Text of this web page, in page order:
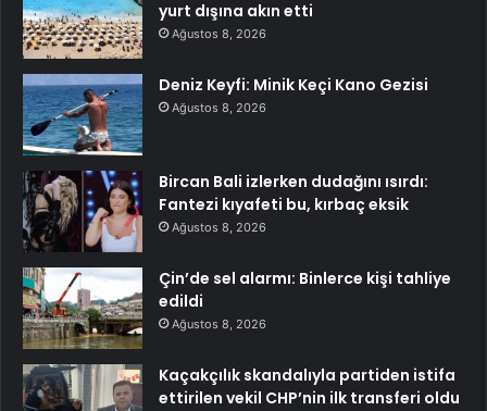
yurt dışına akın etti
Ağustos 8, 2026
Deniz Keyfi: Minik Keçi Kano Gezisi
Ağustos 8, 2026
Bircan Bali izlerken dudağını ısırdı:
Fantezi kıyafeti bu, kırbaç eksik
Ağustos 8, 2026
Çin’de sel alarmı: Binlerce kişi tahliye
edildi
Ağustos 8, 2026
Kaçakçılık skandalıyla partiden istifa
ettirilen vekil CHP’nin ilk transferi oldu